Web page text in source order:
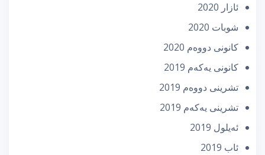
ئازار 2020
شوبات 2020
كانونی دووه‌م 2020
كانونی یه‌كه‌م 2019
تشرینی دووه‌م 2019
تشرینی یه‌كه‌م 2019
ئه‌یلول 2019
ئاب 2019